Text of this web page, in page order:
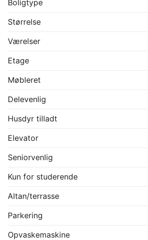
Boligtype
Størrelse
Værelser
Etage
Møbleret
Delevenlig
Husdyr tilladt
Elevator
Seniorvenlig
Kun for studerende
Altan/terrasse
Parkering
Opvaskemaskine